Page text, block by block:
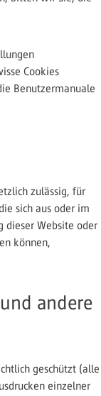
Cookies
Benutzermanuale
zulässig, für
sich aus oder im
dieser Website oder
können,
andere
geschützt (alle
einzelner